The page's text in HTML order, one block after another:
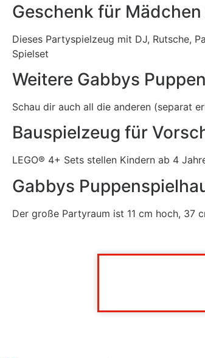
Geschenk für
Dieses Partyspielzeug mit DJ, Rutsche,
Spielset
Weitere Gabbys
Schau dir auch all die anderen (separat
Bauspielzeug für
LEGO® 4+ Sets stellen Kindern ab 4
Gabbys
Der große Partyraum ist 11 cm hoch, 37